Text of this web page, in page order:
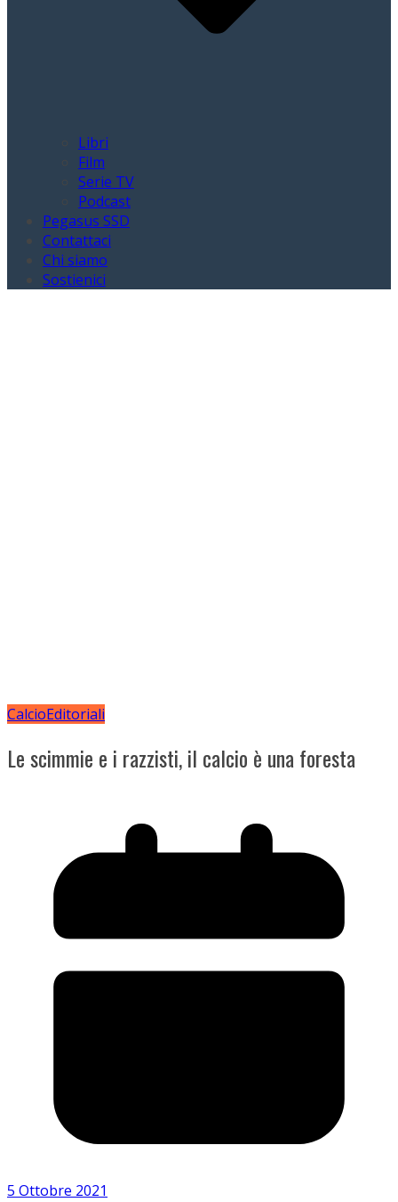
Libri
Film
Serie TV
Podcast
Pegasus SSD
Contattaci
Chi siamo
Sostienici
CalcioEditoriali
Le scimmie e i razzisti, il calcio è una foresta
5 Ottobre 2021